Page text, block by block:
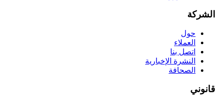
الشركة
حول
العملاء
اتصل بنا
النشرة الإخبارية
الصحافة
قانوني